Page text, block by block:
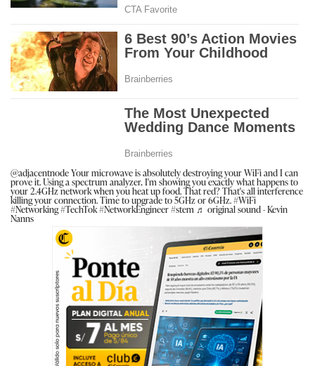
@adjacentnodeYour microwave is absolutely destroying your WiFi and I can
prove it. Using a spectrum analyzer, I'm showing you exactly what happens to
your 2.4GHz network when you heat up food. That red? That's all interference
killing your connection. Time to upgrade to 5GHz or 6GHz.#WiFi
#Networking#TechTok#NetworkEngineer#stem ♬ original sound - Kevin
Nanns